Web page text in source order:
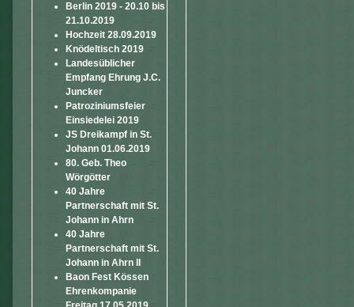
Berlin 2019 - 20.10 bis
21.10.2019
Hochzeit 28.09.2019
Knödeltisch 2019
Landesüblicher
Empfang Ehrung J.C.
Juncker
Patroziniumsfeier
Einsiedelei 2019
JS Dreikampf in St.
Johann 01.06.2019
80. Geb. Theo
Wörgötter
40 Jahre
Partnerschaft mit St.
Johann in Ahrn
40 Jahre
Partnerschaft mit St.
Johann in Ahrn II
Baon Fest Kössen
Ehrenkompanie